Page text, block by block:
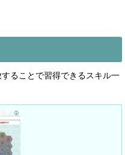
ることで習得できるスキル一